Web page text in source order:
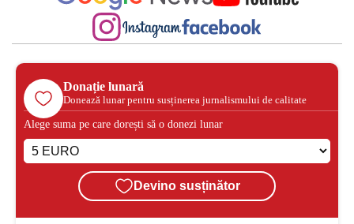
Donație lunară
Donează lunar pentru susținerea jurnalismului de calitate
Alege suma pe care dorești să o donezi lunar
Devino susținător